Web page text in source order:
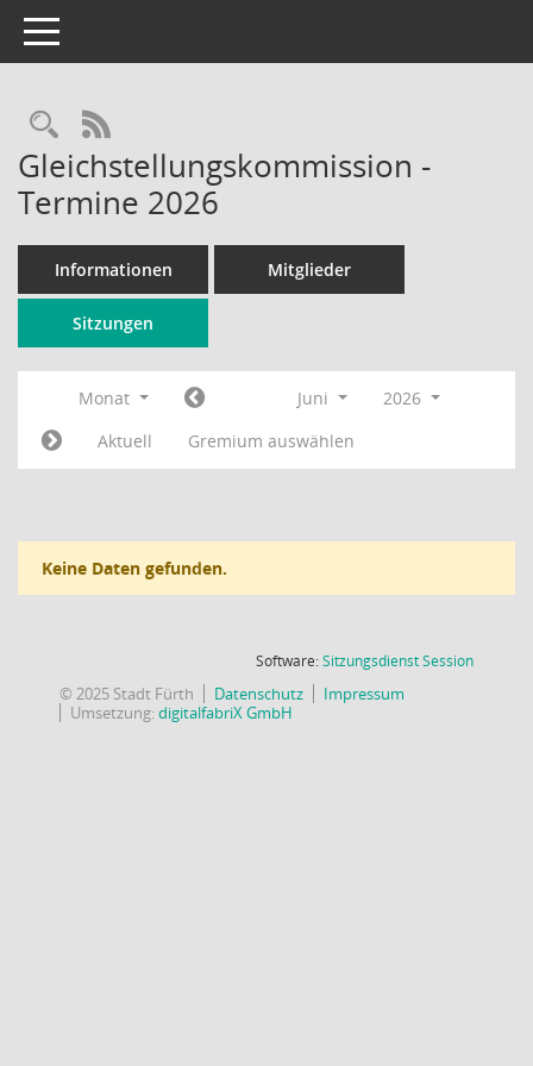
Toggle navigation
Rechercheauswahl
RSS-Feed
Gleichstellungskommission -
Termine 2026
Informationen Mitglieder
Sitzungen
Monat Juni
2026
Aktuell
Gremium auswählen
Keine Daten gefunden.
Software:SitzungsdienstSession(Wird in
© 2025 Stadt Fürth Datenschutz
Impressum
Umsetzung:digitalfabriX GmbH